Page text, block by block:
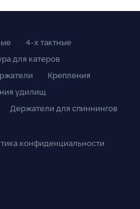
4-x тактные
для катеров
Крепления
удилищ
Держатели для спиннингов
конфиденциальности